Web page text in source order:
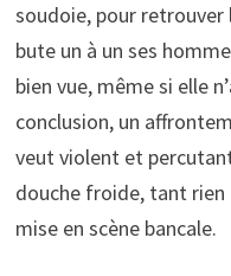
soudoie, pour
bute un à un ses
bien vue, même si elle
conclusion, un
veut violent et
douche froide, tant rien
mise en scène bancale.